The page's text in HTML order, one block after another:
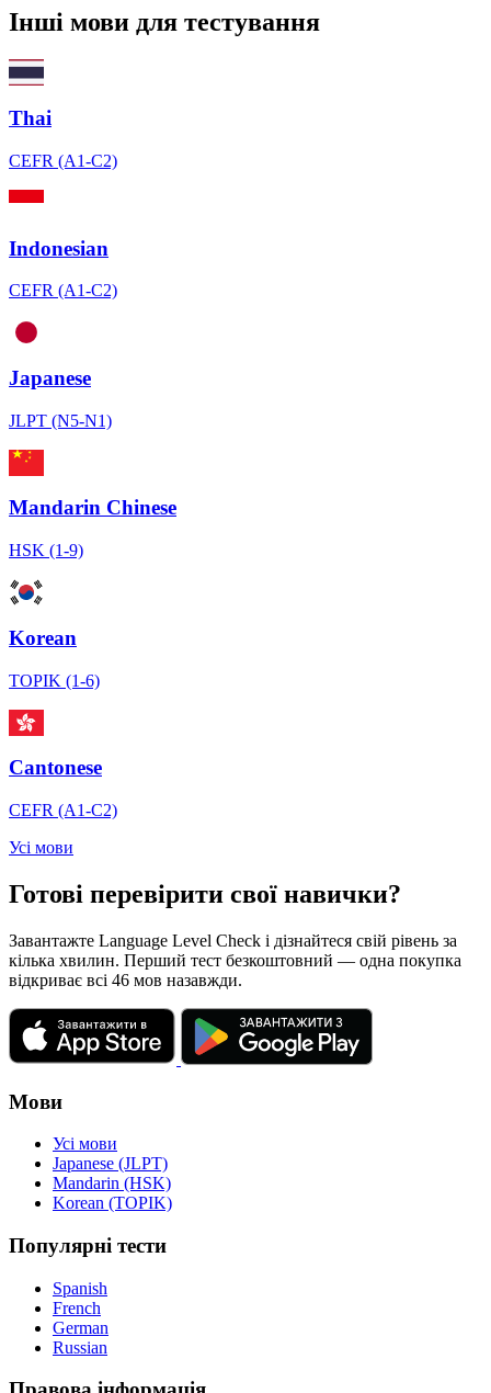
Інші мови для тестування
Thai
CEFR (A1-C2)
Indonesian
CEFR (A1-C2)
Japanese
JLPT (N5-N1)
Mandarin Chinese
HSK (1-9)
Korean
TOPIK (1-6)
Cantonese
CEFR (A1-C2)
Усі мови
Готові перевірити свої навички?
Завантажте Language Level Check і дізнайтеся свій рівень за
кілька хвилин. Перший тест безкоштовний — одна покупка
відкриває всі 46 мов назавжди.
Мови
Усі мови
Japanese (JLPT)
Mandarin (HSK)
Korean (TOPIK)
Популярні тести
Spanish
French
German
Russian